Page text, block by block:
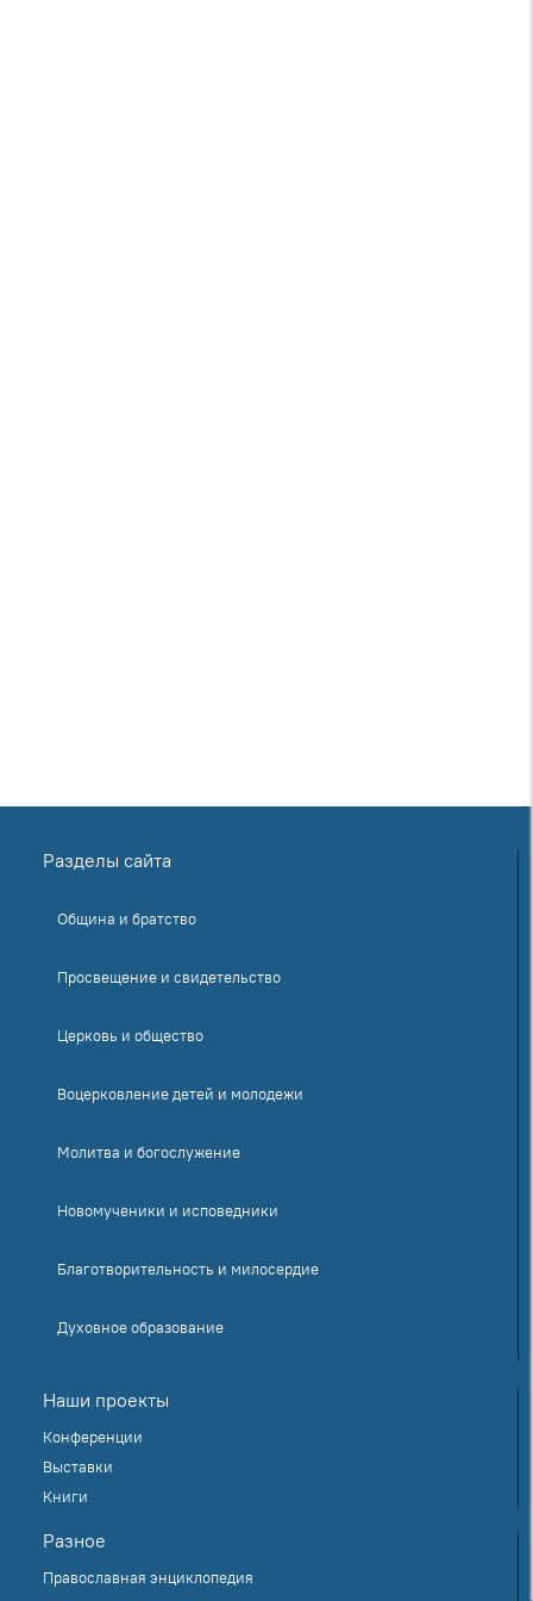
Разделы сайта
Община и братство
Просвещение и свидетельство
Церковь и общество
Воцерковление детей и молодежи
Молитва и богослужение
Новомученики и исповедники
Благотворительность и милосердие
Духовное образование
Наши проекты
Конференции
Выставки
Книги
Разное
Православная энциклопедия